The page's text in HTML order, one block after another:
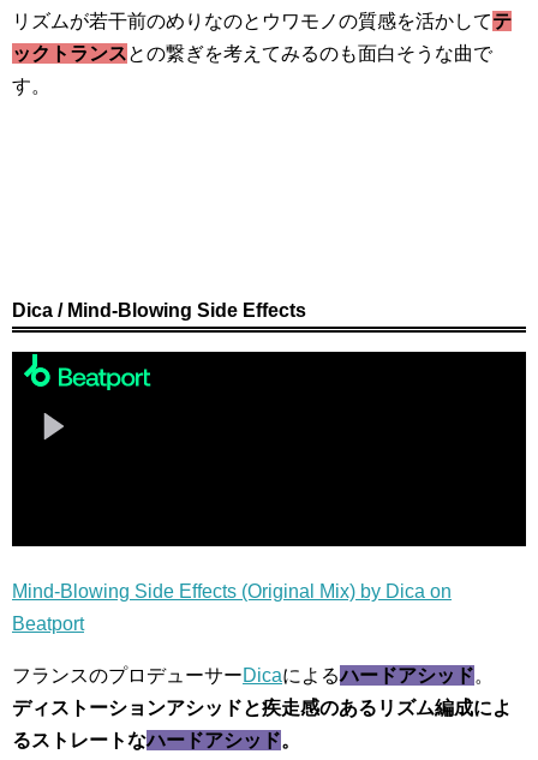
リズムが若干前のめりなのとウワモノの質感を活かしてテ
ックトランスとの繋ぎを考えてみるのも面白そうな曲で
す。
Dica / Mind-Blowing Side Effects
Mind-Blowing Side Effects (Original Mix) by Dica on
Beatport
フランスのプロデューサーDicaによるハードアシッド。
ディストーションアシッドと疾走感のあるリズム編成によ
るストレートなハードアシッド。